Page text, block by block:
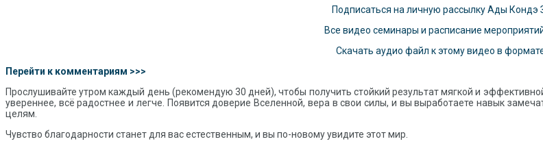
Подписаться на личную рассылку Ады Кондэ
Все видео семинары и расписание
Скачать аудио файл к этому видео в
Перейти к комментариям >>>
Прослушивайте утром каждый день (рекомендую 30 дней), чтобы получить стойкий результат мягкой и
увереннее, всё радостнее и легче. Появится доверие Вселенной, вера в свои силы, и вы выработаете навык
целям.
Чувство благодарности станет для вас естественным, и вы по-новому увидите этот мир.